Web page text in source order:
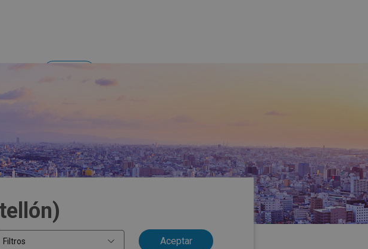
Filtros